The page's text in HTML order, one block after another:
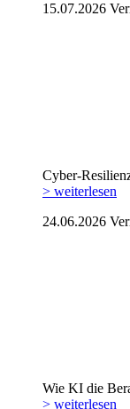
15.07.2026
Cyber-
> weiterlesen
24.06.2026
Wie KI die
> weiterlesen